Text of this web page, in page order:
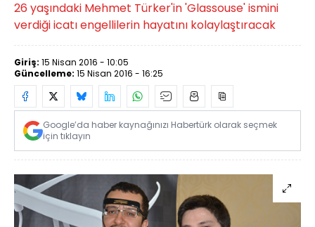
26 yaşındaki Mehmet Türker'in 'Glassouse' ismini
verdiği icatı engellilerin hayatını kolaylaştıracak
Giriş: 15 Nisan 2016 - 10:05
Güncelleme: 15 Nisan 2016 - 16:25
Google’da haber kaynağınızı Habertürk olarak seçmek
için tıklayın